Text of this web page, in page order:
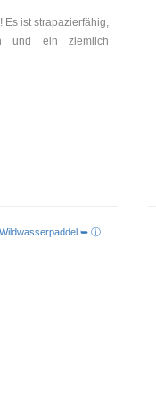
Es ist strapazierfähig,
und ein ziemlich
Wildwasserpaddel ➥ ⓘ